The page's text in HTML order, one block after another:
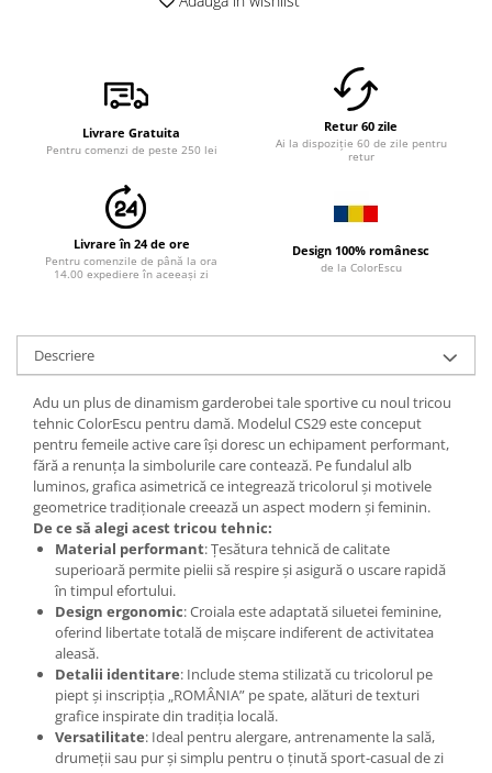
Livrare Gratuita
Pentru comenzi de peste 250 lei
Retur 60 zile
Ai la dispoziție 60 de zile pentru
retur
Livrare în 24 de ore
Pentru comenzile de până la ora
14.00 expediere în aceeași zi
Design 100% românesc
de la ColorEscu
Descriere
Adu un plus de dinamism garderobei tale sportive cu noul tricou
tehnic ColorEscu pentru damă. Modelul CS29 este conceput
pentru femeile active care își doresc un echipament performant,
fără a renunța la simbolurile care contează. Pe fundalul alb
luminos, grafica asimetrică ce integrează tricolorul și motivele
geometrice tradiționale creează un aspect modern și feminin.
De ce să alegi acest tricou tehnic:
Material performant: Țesătura tehnică de calitate
superioară permite pielii să respire și asigură o uscare rapidă
în timpul efortului.
Design ergonomic: Croiala este adaptată siluetei feminine,
oferind libertate totală de mișcare indiferent de activitatea
aleasă.
Detalii identitare: Include stema stilizată cu tricolorul pe
piept și inscripția „ROMÂNIA” pe spate, alături de texturi
grafice inspirate din tradiția locală.
Versatilitate: Ideal pentru alergare, antrenamente la sală,
drumeții sau pur și simplu pentru o ținută sport-casual de zi